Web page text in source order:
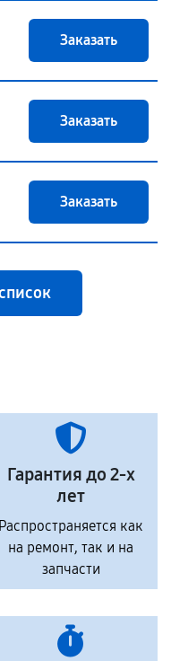
Заказать
Заказать
Заказать
Гарантия до 2-х
лет
Распространяется как
на ремонт, так и на
запчасти